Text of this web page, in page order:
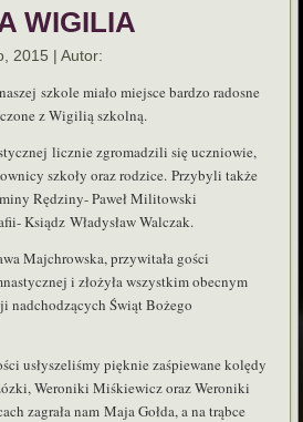
WIGILIA
2015 |Autor:
naszej szkole miało miejsce bardzo radosne
z Wigilią szkolną.
licznie zgromadzili się uczniowie,
szkoły oraz rodzice. Przybyli także
Rędziny- Paweł Militowski
Ksiądz Władysław Walczak.
Majchrowska, przywitała gości
i złożyła wszystkim obecnym
nadchodzących Świąt Bożego
usłyszeliśmy pięknie zaśpiewane kolędy
Weroniki Miśkiewicz oraz Weroniki
zagrała nam Maja Gołda, a na trąbce